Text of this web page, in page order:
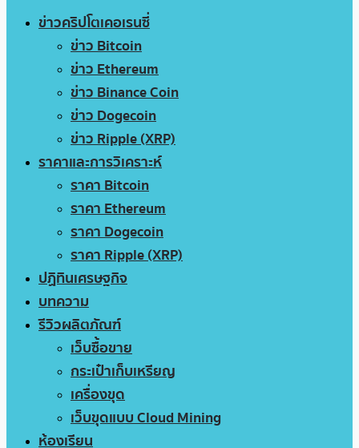
ข่าวคริปโตเคอเรนซี่
ข่าว Bitcoin
ข่าว Ethereum
ข่าว Binance Coin
ข่าว Dogecoin
ข่าว Ripple (XRP)
ราคาและการวิเคราะห์
ราคา Bitcoin
ราคา Ethereum
ราคา Dogecoin
ราคา Ripple (XRP)
ปฏิทินเศรษฐกิจ
บทความ
รีวิวผลิตภัณฑ์
เว็บซื้อขาย
กระเป๋าเก็บเหรียญ
เครื่องขุด
เว็บขุดแบบ Cloud Mining
ห้องเรียน